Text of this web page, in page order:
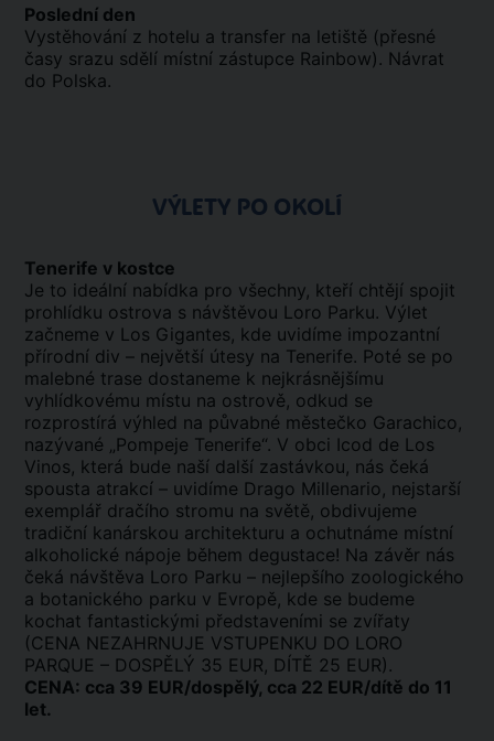
Poslední den
Vystěhování z hotelu a transfer na letiště (přesné
časy srazu sdělí místní zástupce Rainbow). Návrat
do Polska.
VÝLETY PO OKOLÍ
Tenerife v kostce
Je to ideální nabídka pro všechny, kteří chtějí spojit
prohlídku ostrova s návštěvou Loro Parku. Výlet
začneme v Los Gigantes, kde uvidíme impozantní
přírodní div – největší útesy na Tenerife. Poté se po
malebné trase dostaneme k nejkrásnějšímu
vyhlídkovému místu na ostrově, odkud se
rozprostírá výhled na půvabné městečko Garachico,
nazývané „Pompeje Tenerife“. V obci Icod de Los
Vinos, která bude naší další zastávkou, nás čeká
spousta atrakcí – uvidíme Drago Millenario, nejstarší
exemplář dračího stromu na světě, obdivujeme
tradiční kanárskou architekturu a ochutnáme místní
alkoholické nápoje během degustace! Na závěr nás
čeká návštěva Loro Parku – nejlepšího zoologického
a botanického parku v Evropě, kde se budeme
kochat fantastickými představeními se zvířaty
(CENA NEZAHRNUJE VSTUPENKU DO LORO
PARQUE – DOSPĚLÝ 35 EUR, DÍTĚ 25 EUR).
CENA: cca 39 EUR/dospělý, cca 22 EUR/dítě do 11
let.